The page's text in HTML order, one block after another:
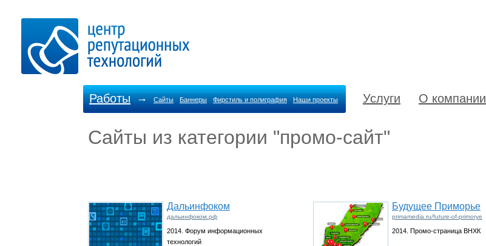
Работы → Сайты Баннеры Фирстиль и полиграфия Наши проекты Услуги О компании
Сайты из категории "промо-сайт"
Дальинфоком
дальинфоком.рф
2014. Форум информационных
технологий
Будущее Приморье
primamedia.ru/future-of-primorye
2014. Промо-страница ВНХК